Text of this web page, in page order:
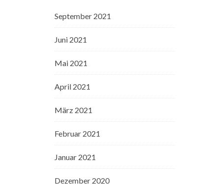
September 2021
Juni 2021
Mai 2021
April 2021
März 2021
Februar 2021
Januar 2021
Dezember 2020